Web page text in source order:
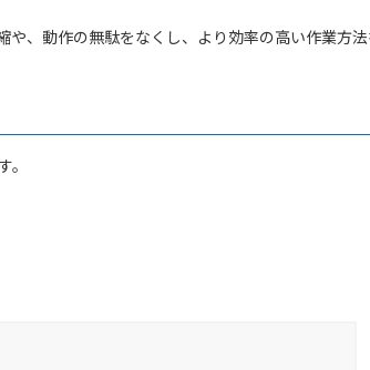
、動作の無駄をなくし、より効率の高い作業方